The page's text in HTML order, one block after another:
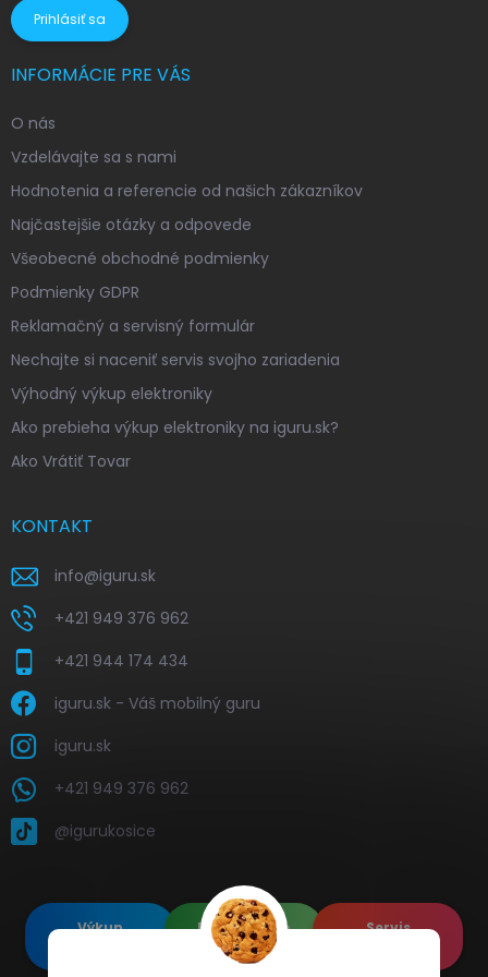
Prihlásiť sa
INFORMÁCIE PRE VÁS
O nás
Vzdelávajte sa s nami
Hodnotenia a referencie od našich zákazníkov
Najčastejšie otázky a odpovede
Všeobecné obchodné podmienky
Podmienky GDPR
Reklamačný a servisný formulár
Nechajte si naceniť servis svojho zariadenia
Výhodný výkup elektroniky
Ako prebieha výkup elektroniky na iguru.sk?
Ako Vrátiť Tovar
KONTAKT
info@iguru.sk
+421 949 376 962
+421 944 174 434
iguru.sk - Váš mobilný guru
iguru.sk
+421 949 376 962
@igurukosice
Výkup
Renovované
Apple's
Servis